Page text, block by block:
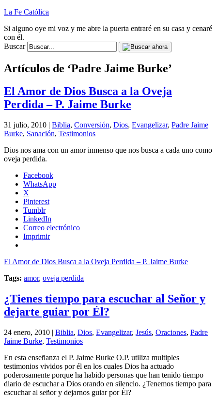
La Fe Católica
Si alguno oye mi voz y me abre la puerta entraré en su casa y cenaré
con él.
Buscar
Artículos de ‘Padre Jaime Burke’
El Amor de Dios Busca a la Oveja
Perdida – P. Jaime Burke
31 julio, 2010 | Biblia, Conversión, Dios, Evangelizar, Padre Jaime
Burke, Sanación, Testimonios
Dios nos ama con un amor inmenso que nos busca a cada uno como
oveja perdida.
Facebook
WhatsApp
X
Pinterest
Tumblr
LinkedIn
Correo electrónico
Imprimir
El Amor de Dios Busca a la Oveja Perdida – P. Jaime Burke
Tags: amor, oveja perdida
¿Tienes tiempo para escuchar al Señor y
dejarte guiar por Él?
24 enero, 2010 | Biblia, Dios, Evangelizar, Jesús, Oraciones, Padre
Jaime Burke, Testimonios
En esta enseñanza el P. Jaime Burke O.P. utiliza multiples
testimonios vividos por él en los cuales Dios ha actuado
poderosamente porque ha habido personas que han tenido tiempo
diario de escuchar a Dios orando en silencio. ¿Tenemos tiempo para
escuchar al señor y dejarnos guiar por Él?